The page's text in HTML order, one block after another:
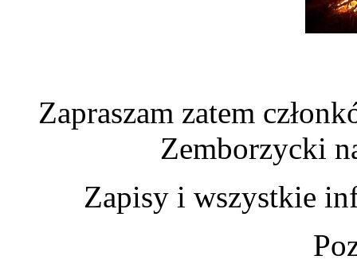
Zapraszam zatem
Zemborzycki
Zapisy i wszystkie